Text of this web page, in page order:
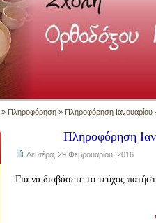
» Πληροφόρηση » Πληροφόρηση Ιανουαρίου
Πληροφόρηση
Δευτέρα, 29 Φεβρουαρίου, 2016
Για να διαβάσετε το τεύχος